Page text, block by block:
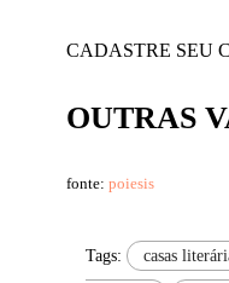
CADASTRE SEU
OUTRAS
fonte: poiesis
Tags: casas